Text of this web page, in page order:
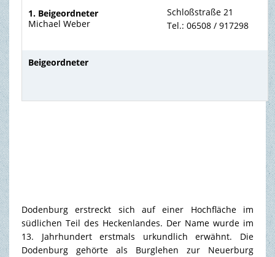
1. Beigeordneter
Michael Weber
Schloßstraße 21
Tel.: 06508 / 917298
Beigeordneter
Dodenburg erstreckt sich auf einer Hochfläche im
südlichen Teil des Heckenlandes. Der Name wurde im
13. Jahrhundert erstmals urkundlich erwähnt. Die
Dodenburg gehörte als Burglehen zur Neuerburg